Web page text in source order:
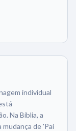
individual
Na Bíblia, a
mudança de 'Pai